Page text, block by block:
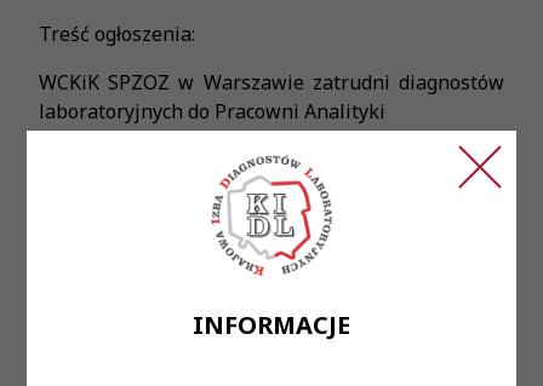
INFORMACJE
Treść ogłoszenia:
WCKiK SPZOZ w Warszawie zatrudni diagnostów
laboratoryjnych do Pracowni Analityki
Miejsce zatrudnienia: ul. Szaserów 128, Warszawa
Wymagane wykształcenie: dyplom magistra na
kierunku biologia, chemia lub na innych
kierunkach kształcenia właściwych dla dziedzin
farmaceutycznych i nauk o zdrowiu, prawo